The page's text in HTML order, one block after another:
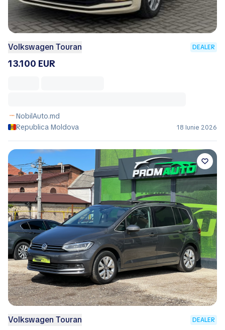
Volkswagen Touran DEALER
13.100 EUR
NobilAuto.md
Republica Moldova
18 Iunie 2026
Volkswagen Touran DEALER